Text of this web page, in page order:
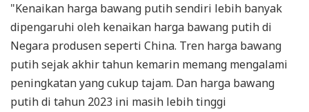
"Kenaikan harga bawang putih sendiri lebih banyak
dipengaruhi oleh kenaikan harga bawang putih di
Negara produsen seperti China. Tren harga bawang
putih sejak akhir tahun kemarin memang mengalami
peningkatan yang cukup tajam. Dan harga bawang
putih di tahun 2023 ini masih lebih tinggi